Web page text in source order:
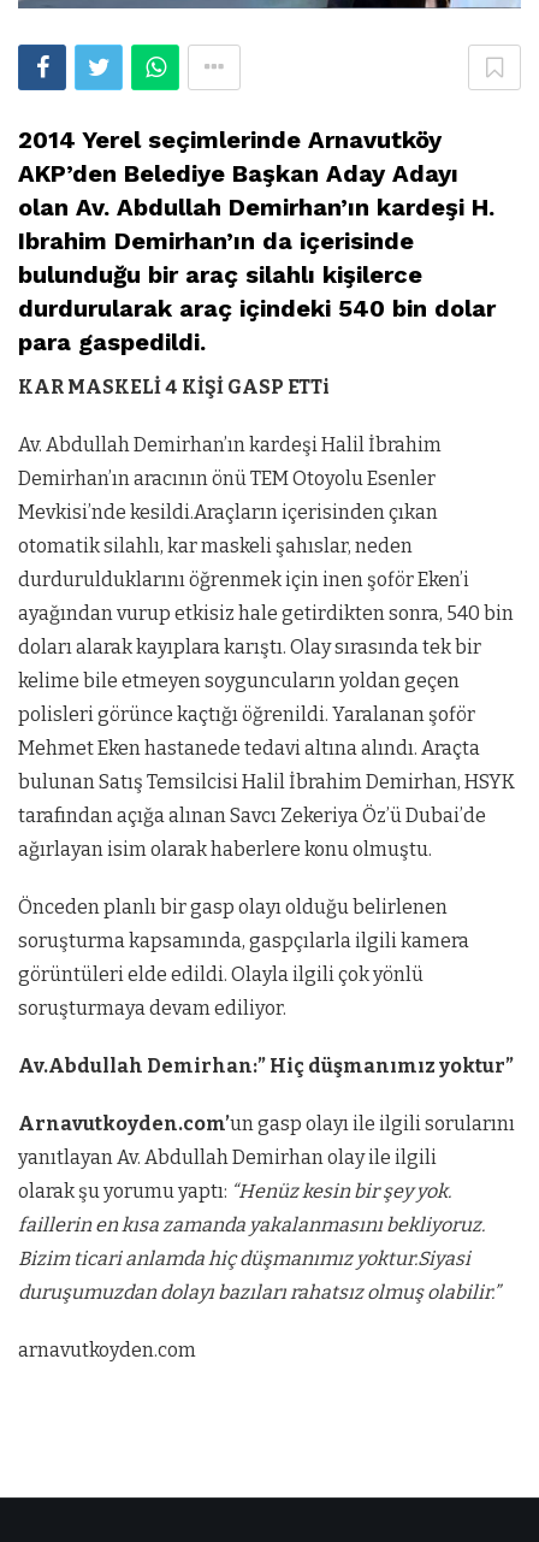
2014 Yerel seçimlerinde Arnavutköy
AKP’den Belediye Başkan Aday Adayı
olan Av. Abdullah Demirhan’ın kardeşi H.
Ibrahim Demirhan’ın da içerisinde
bulunduğu bir araç silahlı kişilerce
durdurularak araç içindeki 540 bin dolar
para gaspedildi.
KAR MASKELİ 4 KİŞİ GASP ETTi
Av. Abdullah Demirhan’ın kardeşiHalil İbrahim
Demirhan’ın aracının önü TEM Otoyolu Esenler
Mevkisi’nde kesildi.Araçların içerisinden çıkan
otomatik silahlı, kar maskeli şahıslar, neden
durdurulduklarını öğrenmek için inen şoför Eken’i
ayağından vurup etkisiz hale getirdikten sonra, 540 bin
doları alarak kayıplara karıştı. Olay sırasında tek bir
kelime bile etmeyen soyguncuların yoldan geçen
polisleri görünce kaçtığı öğrenildi. Yaralanan şoför
Mehmet Eken hastanede tedavi altına alındı. Araçta
bulunan Satış Temsilcisi Halil İbrahim Demirhan, HSYK
tarafından açığa alınan Savcı Zekeriya Öz’ü Dubai’de
ağırlayan isim olarak haberlere konu olmuştu.
Önceden planlı bir gasp olayı olduğu belirlenen
soruşturma kapsamında, gaspçılarla ilgili kamera
görüntüleri elde edildi. Olayla ilgili çok yönlü
soruşturmaya devam ediliyor.
Av.Abdullah Demirhan:” Hiç düşmanımız yoktur”
Arnavutkoyden.com’un gasp olayı ile ilgili sorularını
yanıtlayan Av. Abdullah Demirhan olay ile ilgili
olarak şu yorumu yaptı: “Henüz kesin bir şey yok.
faillerin en kısa zamanda yakalanmasını bekliyoruz.
Bizim ticari anlamda hiç düşmanımız yoktur.Siyasi
duruşumuzdan dolayı bazıları rahatsız olmuş olabilir.”
arnavutkoyden.com